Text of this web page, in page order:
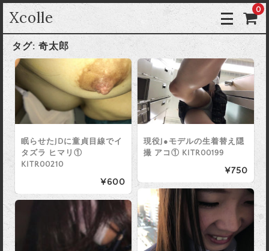
Xcolle 0
タグ: 奇太郎
眠らせたJDに童貞目線でイ
タズラ ヒマリ①
KITR00210
¥600
現役J●モデルの生着替え隠
撮 アコ① KITR00199
¥750